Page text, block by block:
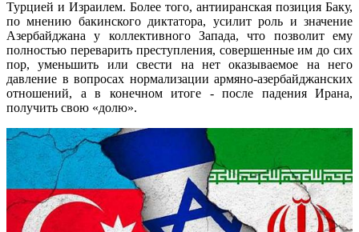
Турцией и Израилем. Более того, антииранская позиция Баку,
по мнению бакинского диктатора, усилит роль и значение
Азербайджана у коллективного Запада, что позволит ему
полностью переварить преступления, совершенные им до сих
пор, уменьшить или свести на нет оказываемое на него
давление в вопросах нормализации армяно-азербайджанских
отношений, а в конечном итоге - после падения Ирана,
получить свою «долю».